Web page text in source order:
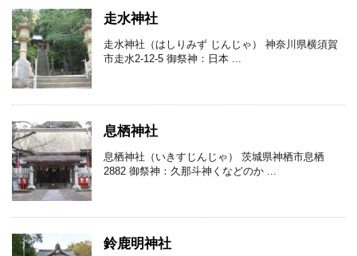
走水神社
走水神社（はしりみず じんじゃ） 神奈川県横須賀
市走水2-12-5 御祭神：日本 ...
息栖神社
息栖神社（いきすじんじゃ） 茨城県神栖市息栖
2882 御祭神：久那斗神くなどのか ...
鈴鹿明神社